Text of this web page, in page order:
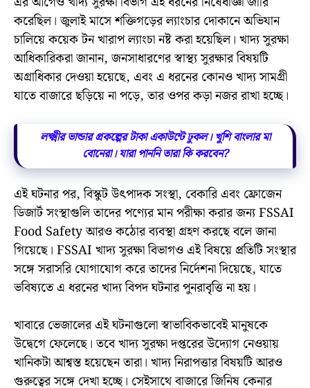
করেছিল। জুলাই মাসে শক্তিগড়ের ল্যাংচার দোকানে অভিযান
চালিয়ে কয়েক টন খারাপ ল্যাংচা নষ্ট করা হয়েছিল। খাদ্য সুরক্ষা
আধিকারিকরা জানান, জনসাধারণের স্বাস্থ্য সুরক্ষার বিষয়টি
অগ্রাধিকার দেওয়া হয়েছে, এবং এ ধরনের কোনও খাদ্য সামগ্রী
যাতে বাজারে ছড়িয়ে না পড়ে, তার ওপর কড়া নজর রাখা হচ্ছে।
লক্ষ্মীর ভান্ডার প্রকল্পের টাকা একাউন্টে ঢুকল। খুশি বাংলার মা
বোনেরা। যারা পাননি তারা কি করবেন?
এই ঘটনার পর, বিস্কুট উৎপাদক সংস্থা, বেকারি এবং ফ্রোজেন
ডিজার্ট সংস্থাগুলি তাদের পণ্যের মান পরীক্ষা করার জন্য FSSAI
Food Safety আরও কঠোর ব্যবস্থা গ্রহণ করছে বলে জানা
গিয়েছে। FSSAI খাদ্য সুরক্ষা বিভাগও এই বিষয়ে প্রতিটি সংস্থার
সঙ্গে সরাসরি যোগাযোগ করে তাদের নির্দেশনা দিয়েছে, যাতে
ভবিষ্যতে এ ধরনের খাদ্য বিপদ ঘটনার পুনরাবৃত্তি না হয়।
খাবারে ভেজালের এই ঘটনাগুলো স্বাভাবিকভাবেই মানুষকে
উদ্বেগে ফেলেছে। তবে খাদ্য সুরক্ষা দপ্তরের উদ্যোগ নেওয়ায়
খানিকটা আশ্বস্ত হয়েছেন তারা। খাদ্য নিরাপত্তার বিষয়টি আরও
গুরুত্বের সঙ্গে দেখা হচ্ছে। সেইসাথে বাজারে জিনিষ কেনার